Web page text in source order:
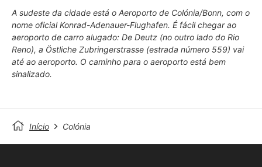
A sudeste da cidade está o Aeroporto de Colónia/Bonn, com o
nome oficial Konrad-Adenauer-Flughafen. É fácil chegar ao
aeroporto de carro alugado: De Deutz (no outro lado do Rio
Reno), a Östliche Zubringerstrasse (estrada número 559) vai
até ao aeroporto. O caminho para o aeroporto está bem
sinalizado.
Início Colónia